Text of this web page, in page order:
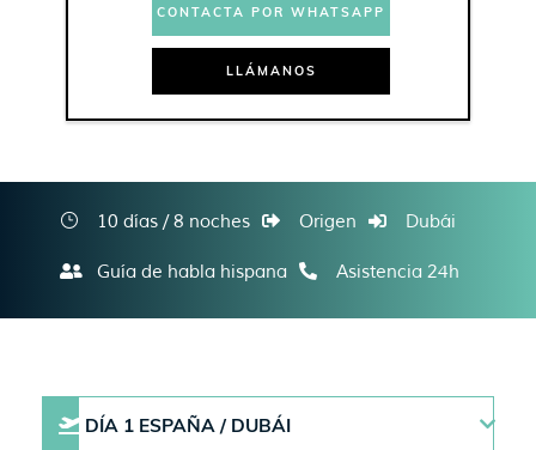
CONTACTA POR WHATSAPP
LLÁMANOS
10 días / 8 noches Origen Dubái
Guía de habla hispana Asistencia 24h
DÍA 1 ESPAÑA / DUBÁI